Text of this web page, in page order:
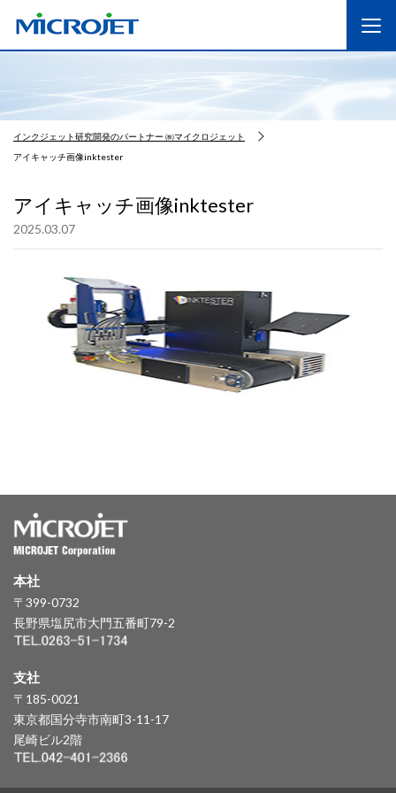
インクジェット研究開発のパートナー ㈱マイクロジェット
アイキャッチ画像inktester
アイキャッチ画像inktester
2025.03.07
本社
〒399-0732
長野県塩尻市大門五番町79-2
支社
〒185-0021
東京都国分寺市南町3-11-17
尾崎ビル2階